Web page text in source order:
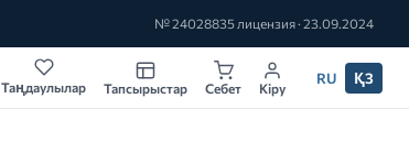
№ 24028835 лицензия · 23.09.2024
Таңдаулылар Тапсырыстар Себет Кіру
RU ҚЗ